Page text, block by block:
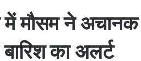
में मौसम ने
का अलर्ट